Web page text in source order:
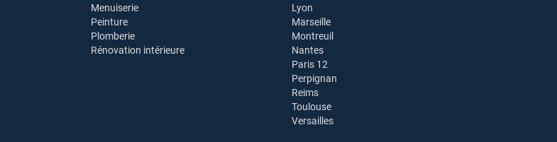
Menuiserie
Peinture
Plomberie
Rénovation intérieure
Lyon
Marseille
Montreuil
Nantes
Paris 12
Perpignan
Reims
Toulouse
Versailles